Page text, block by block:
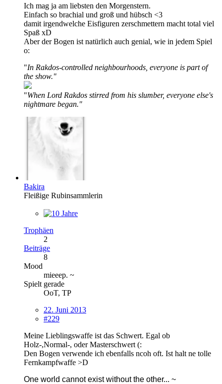
Ich mag ja am liebsten den Morgenstern.
Einfach so brachial und groß und hübsch <3
damit irgendwelche Eisfiguren zerschmettern macht total viel
Spaß xD
Aber der Bogen ist natürlich auch genial, wie in jedem Spiel
o:
"In Rakdos-controlled neighbourhoods, everyone is part of
the show."
"When Lord Rakdos stirred from his slumber, everyone else's
nightmare began."
Bakira
Fleißige Rubinsammlerin
Trophäen
2
Beiträge
8
Mood
mieeep. ~
Spielt gerade
OoT, TP
22. Juni 2013
#229
Meine Lieblingswaffe ist das Schwert. Egal ob
Holz-,Normal-, oder Masterschwert (:
Den Bogen verwende ich ebenfalls ncoh oft. Ist halt ne tolle
Fernkampfwaffe >D
One world cannot exist without the other... ~